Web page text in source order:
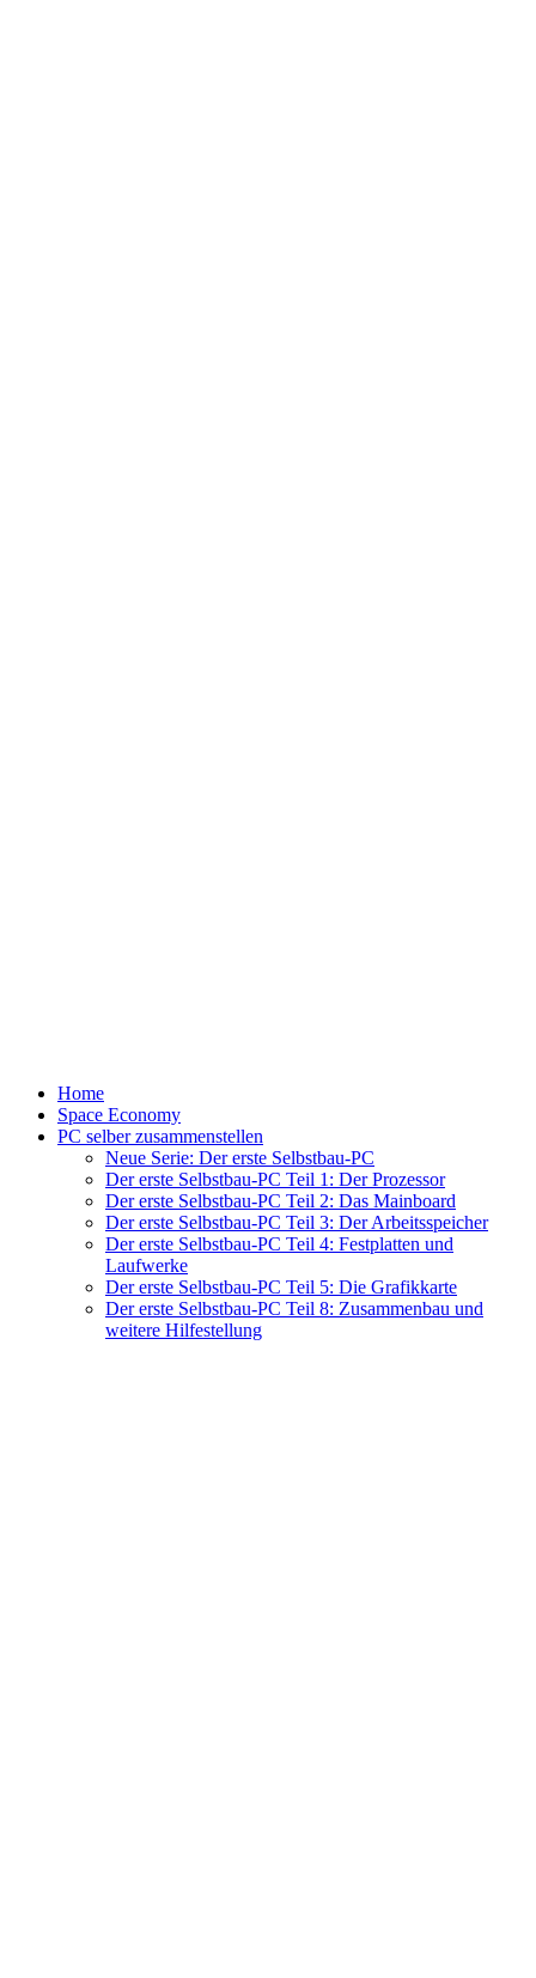
Home
Space Economy
PC selber zusammenstellen
Neue Serie: Der erste Selbstbau-PC
Der erste Selbstbau-PC Teil 1: Der Prozessor
Der erste Selbstbau-PC Teil 2: Das Mainboard
Der erste Selbstbau-PC Teil 3: Der Arbeitsspeicher
Der erste Selbstbau-PC Teil 4: Festplatten und
Laufwerke
Der erste Selbstbau-PC Teil 5: Die Grafikkarte
Der erste Selbstbau-PC Teil 8: Zusammenbau und
weitere Hilfestellung